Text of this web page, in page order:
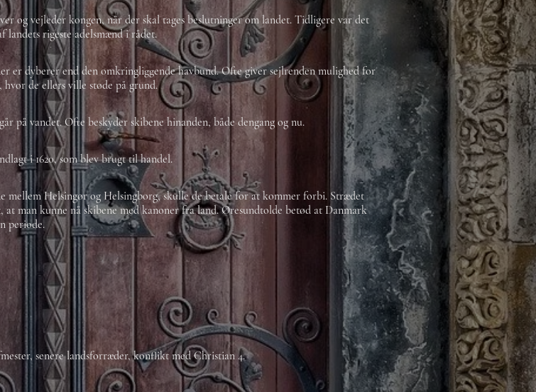
og vejleder kongen, når der skal tages beslutninger om landet. Tidligere var det
landets rigeste adelsmænd i rådet.
er dyberer end den omkringliggende havbund. Ofte giver sejlrenden mulighed for
hvor de ellers ville støde på grund.
på vandet. Ofte beskyder skibene hinanden, både dengang og nu.
i 1620, som blev brugt til handel.
mellem Helsingør og Helsingborg, skulle de betale for at kommer forbi. Strædet
at man kunne nå skibene med kanoner fra land. Øresundtolde betød at Danmark
periode.
senere landsforræder, konflikt med Christian 4.